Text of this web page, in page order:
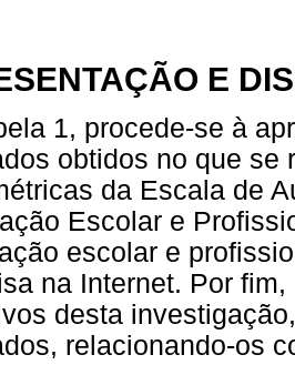
E
1, procede-se à
obtidos no que se
da Escala de
Escolar e
escolar e
na Internet. Por
desta
relacionando-os